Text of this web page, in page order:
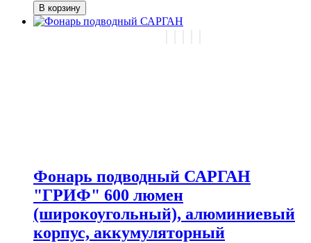
В корзину
Фонарь подводный САРГАН
"ГРИФ" 600 люмен
(широкоугольный), алюминиевый
корпус, аккумуляторный